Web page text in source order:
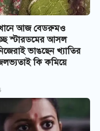
আজ বেডরুমও
স্টারডমের আসল
ভাঙছেন খ্যাতির
কি কমিয়ে